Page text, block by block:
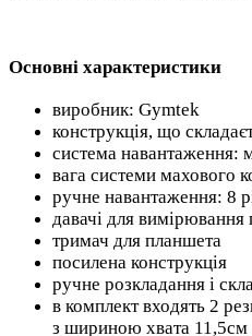
Основні характеристики
виробник: Gymtek
конструкція, що
система навантаження:
вага системи махового
ручне навантаження: 8
давачі для вимірювання
тримач для планшета
посилена конструкція
ручне розкладання і
в комплект входять 2
з шириною хвата 11,5см